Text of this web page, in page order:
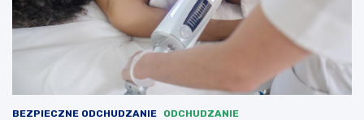
BEZPIECZNE ODCHUDZANIE ODCHUDZANIE